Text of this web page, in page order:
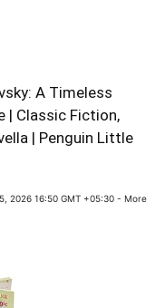
A Timeless
| Classic Fiction,
| Penguin Little
2026 16:50 GMT +05:30 - More